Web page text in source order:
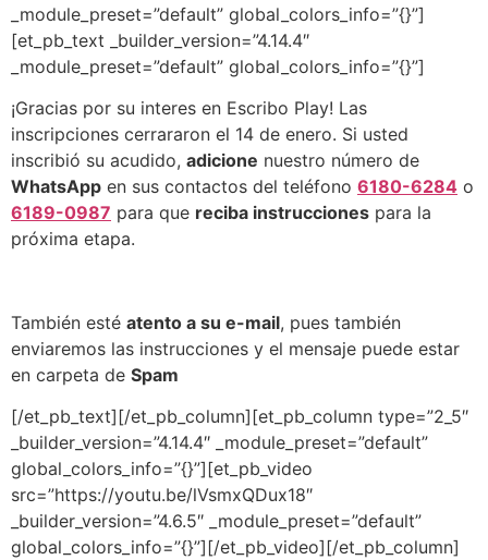
_module_preset=”default” global_colors_info=”{}”]
[et_pb_text _builder_version=”4.14.4″
_module_preset=”default” global_colors_info=”{}”]
¡Gracias por su interes en Escribo Play! Las
inscripciones cerrararon el 14 de enero. Si usted
inscribió su acudido, adicione nuestro número de
WhatsApp en sus contactos del teléfono 6180-6284 o
6189-0987 para que reciba instrucciones para la
próxima etapa.
También esté atento a su e-mail, pues también
enviaremos las instrucciones y el mensaje puede estar
en carpeta de Spam
[/et_pb_text][/et_pb_column][et_pb_column type=”2_5″
_builder_version=”4.14.4″ _module_preset=”default”
global_colors_info=”{}”][et_pb_video
src=”https://youtu.be/lVsmxQDux18″
_builder_version=”4.6.5″ _module_preset=”default”
global_colors_info=”{}”][/et_pb_video][/et_pb_column]